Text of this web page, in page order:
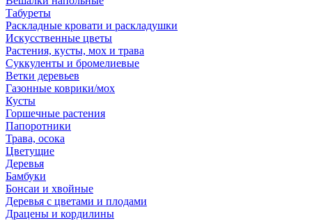
Табуреты
Раскладные кровати и раскладушки
Искусственные цветы
Растения, кусты, мох и трава
Суккуленты и бромелиевые
Ветки деревьев
Газонные коврики/мох
Кусты
Горшечные растения
Папоротники
Трава, осока
Цветущие
Деревья
Бамбуки
Бонсаи и хвойные
Деревья с цветами и плодами
Драцены и кордилины